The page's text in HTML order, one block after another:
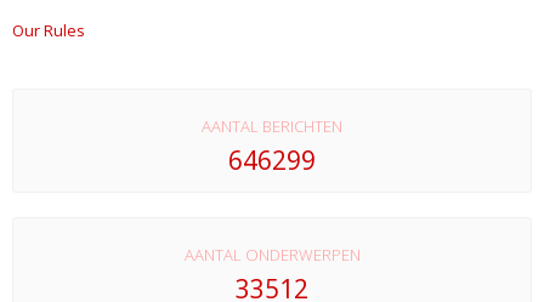
Our Rules
AANTAL BERICHTEN
646299
AANTAL ONDERWERPEN
33512